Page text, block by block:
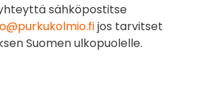
sähköpostitse
jos tarvitset
Suomen ulkopuolelle.